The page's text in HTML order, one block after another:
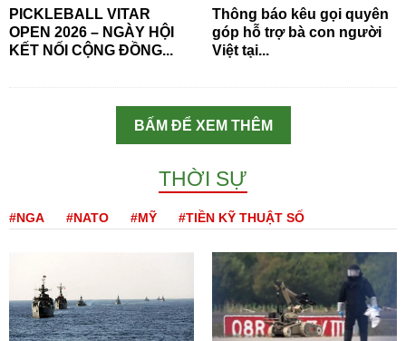
PICKLEBALL VITAR
OPEN 2026 – NGÀY HỘI
KẾT NỐI CỘNG ĐỒNG...
Thông báo kêu gọi quyên
góp hỗ trợ bà con người
Việt tại...
BẤM ĐỂ XEM THÊM
THỜI SỰ
#NGA #NATO #MỸ #TIỀN KỸ THUẬT SỐ